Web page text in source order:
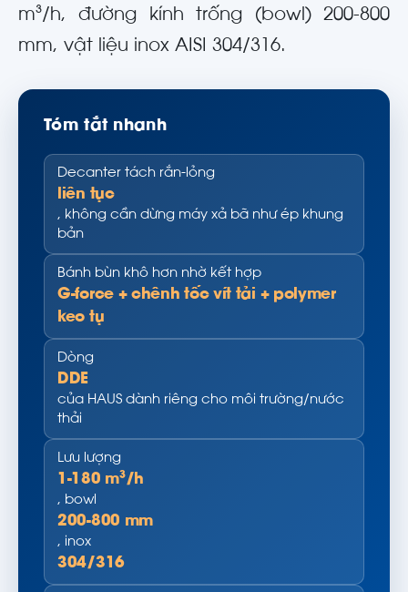
m³/h, đường kính trống (bowl) 200-800
mm, vật liệu inox AISI 304/316.
Tóm tắt nhanh
Decanter tách rắn-lỏng
liên tục
, không cần dừng máy xả bã như ép khung
bản
Bánh bùn khô hơn nhờ kết hợp
G-force + chênh tốc vít tải + polymer
keo tụ
Dòng
DDE
của HAUS dành riêng cho môi trường/nước
thải
Lưu lượng
1-180 m³/h
, bowl
200-800 mm
, inox
304/316